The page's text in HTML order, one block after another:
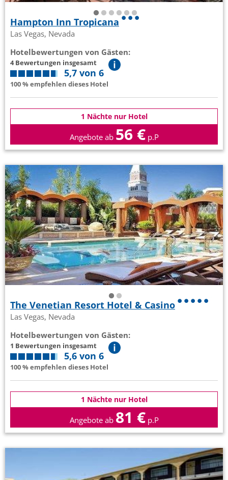
Hampton Inn Tropicana
Las Vegas, Nevada
Hotelbewertungen von Gästen:
4 Bewertungen insgesamt
5,7 von 6
100 % empfehlen dieses Hotel
1 Nächte nur Hotel
Angebote ab 56 € p.P
The Venetian Resort Hotel & Casino
Las Vegas, Nevada
Hotelbewertungen von Gästen:
1 Bewertungen insgesamt
5,6 von 6
100 % empfehlen dieses Hotel
1 Nächte nur Hotel
Angebote ab 81 € p.P